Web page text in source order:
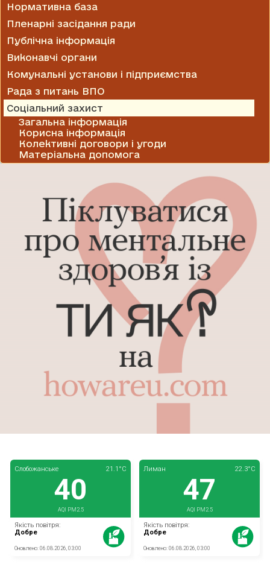
Нормативна база
Пленарні засідання ради
Публічна інформація
Виконавчі органи
Комунальні установи і підприємства
Рада з питань ВПО
Соціальний захист
Загальна інформація
Корисна інформація
Колективні договори і угоди
Матеріальна допомога